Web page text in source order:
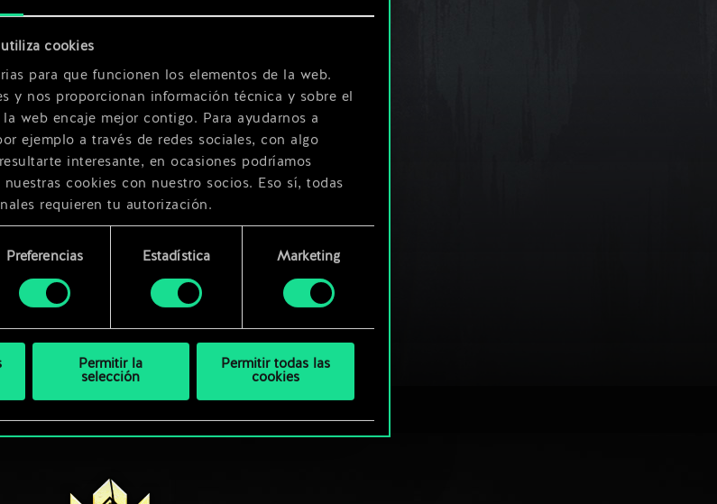
cookies
para que funcionen los elementos de la web.
y nos proporcionan información técnica y sobre el
web encaje mejor contigo. Para ayudarnos a
ejemplo a través de redes sociales, con algo
interesante, en ocasiones podríamos
cookies con nuestro socios. Eso sí, todas
requieren tu autorización.
detalles sobre nuestro uso de las cookies y
Preferencias Estadística Marketing
Permitir la
selección
Permitir todas las
cookies
Parche 11.10
de 2023 comentarios (0)